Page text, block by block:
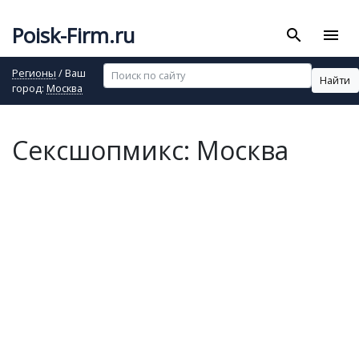
Poisk-Firm.ru search menu
Регионы / Ваш
город: Москва
Найти
Сексшопмикс: Москва